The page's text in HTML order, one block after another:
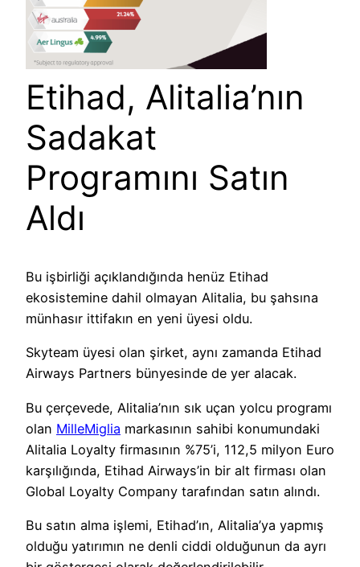
Etihad, Alitalia’nın
Sadakat
Programını Satın
Aldı
Bu işbirliği açıklandığında henüz Etihad
ekosistemine dahil olmayan Alitalia, bu şahsına
münhasır ittifakın en yeni üyesi oldu.
Skyteam üyesi olan şirket, aynı zamanda Etihad
Airways Partners bünyesinde de yer alacak.
Bu çerçevede, Alitalia’nın sık uçan yolcu programı
olan MilleMiglia markasının sahibi konumundaki
Alitalia Loyalty firmasının %75’i, 112,5 milyon Euro
karşılığında, Etihad Airways’in bir alt firması olan
Global Loyalty Company tarafından satın alındı.
Bu satın alma işlemi, Etihad’ın, Alitalia’ya yapmış
olduğu yatırımın ne denli ciddi olduğunun da ayrı